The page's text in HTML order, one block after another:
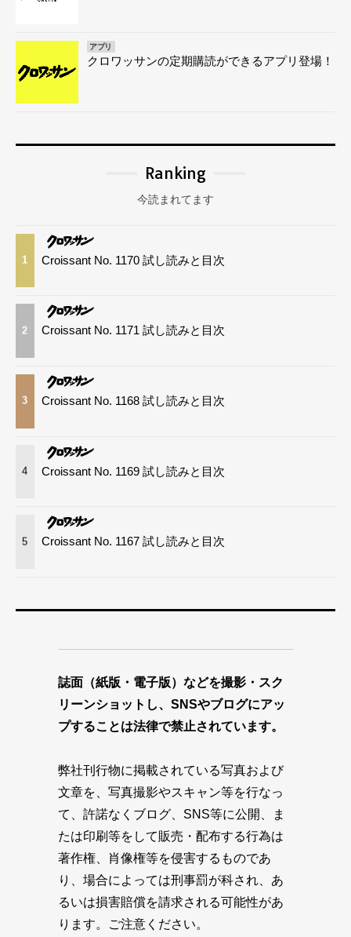
アプリ
クロワッサンの定期購読ができるアプリ登場！
Ranking
今読まれてます
1 Croissant No. 1170 試し読みと目次
2 Croissant No. 1171 試し読みと目次
3 Croissant No. 1168 試し読みと目次
4 Croissant No. 1169 試し読みと目次
5 Croissant No. 1167 試し読みと目次
誌面（紙版・電子版）などを撮影・スク
リーンショットし、SNSやブログにアッ
プすることは法律で禁止されています。
弊社刊行物に掲載されている写真および
文章を、写真撮影やスキャン等を行なっ
て、許諾なくブログ、SNS等に公開、ま
たは印刷等をして販売・配布する行為は
著作権、肖像権等を侵害するものであ
り、場合によっては刑事罰が科され、あ
るいは損害賠償を請求される可能性があ
ります。ご注意ください。